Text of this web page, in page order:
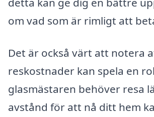
om vad som är rimligt att
Det är också värt att notera
reskostnader kan spela en
glasmästaren behöver resa
avstånd för att nå ditt hem